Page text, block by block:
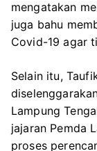
mengatakan
juga bahu
Covid-19 agar
Selain itu,
Lampung
jajaran Pemda
proses